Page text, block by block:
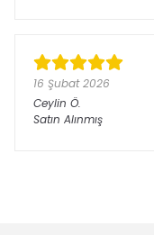
16 Şubat 2026
Ceylin Ö.
Satın Alınmış